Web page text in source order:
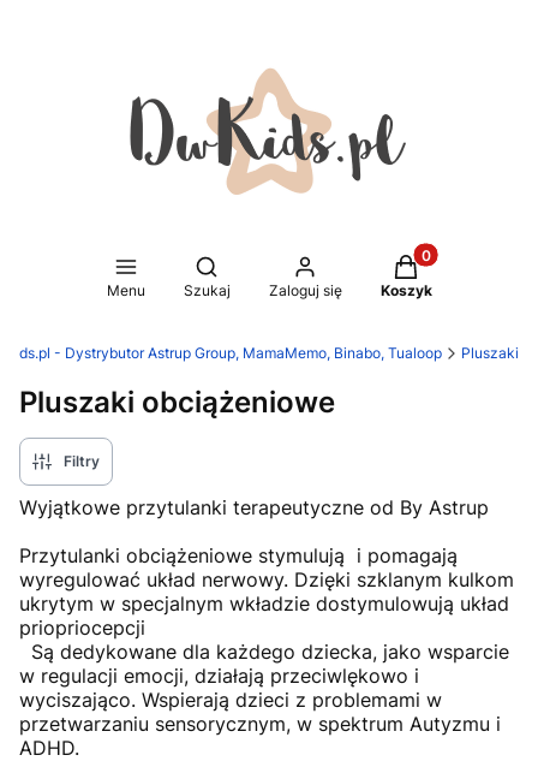
Menu
Otwórz wyszukiwarkę
Szukaj Zaloguj się
Produkty w
Koszyk
- Dystrybutor Astrup Group, MamaMemo, Binabo, Tualoop Pluszaki
Pluszaki obciążeniowe
Filtry
Wyjątkowe przytulanki terapeutyczne od By Astrup
Przytulanki obciążeniowe stymulują i pomagają
wyregulować układ nerwowy. Dzięki szklanym kulkom
ukrytym w specjalnym wkładzie dostymulowują układ
priopriocepcji
Są dedykowane dla każdego dziecka, jako wsparcie
w regulacji emocji, działają przeciwlękowo i
wyciszająco. Wspierają dzieci z problemami w
przetwarzaniu sensorycznym, w spektrum Autyzmu i
ADHD.